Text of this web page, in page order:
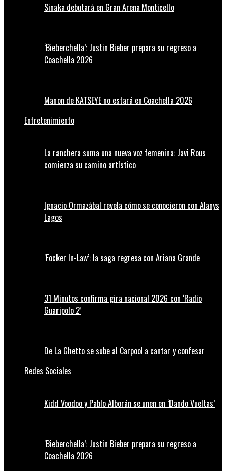
Sinaka debutará en Gran Arena Monticello
‘Bieberchella’: Justin Bieber prepara su regreso a
Coachella 2026
Manon de KATSEYE no estará en Coachella 2026
Entretenimiento
La ranchera suma una nueva voz femenina: Javi Rous
comienza su camino artístico
Ignacio Ormazábal revela cómo se conocieron con Alanys
Lagos
‘Focker In-Law’: la saga regresa con Ariana Grande
31 Minutos confirma gira nacional 2026 con ‘Radio
Guaripolo 2’
De La Ghetto se sube al Carpool a cantar y confesar
Redes Sociales
Kidd Voodoo y Pablo Alborán se unen en ‘Dando Vueltas’
‘Bieberchella’: Justin Bieber prepara su regreso a
Coachella 2026